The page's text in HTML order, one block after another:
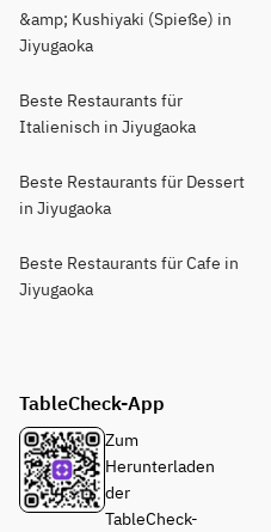
&amp; Kushiyaki (Spieße) in
Jiyugaoka
Beste Restaurants für
Italienisch in Jiyugaoka
Beste Restaurants für Dessert
in Jiyugaoka
Beste Restaurants für Cafe in
Jiyugaoka
TableCheck-App
Zum
Herunterladen
der
TableCheck-